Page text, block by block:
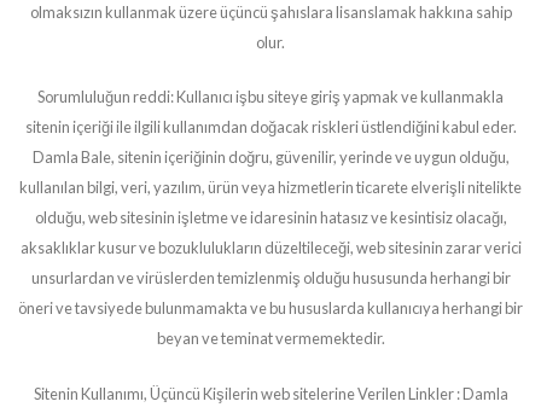
olmaksızın kullanmak üzere üçüncü şahıslara lisanslamak hakkına sahip
olur.
Sorumluluğun reddi: Kullanıcı işbu siteye giriş yapmak ve kullanmakla
sitenin içeriği ile ilgili kullanımdan doğacak riskleri üstlendiğini kabul eder.
Damla Bale, sitenin içeriğinin doğru, güvenilir, yerinde ve uygun olduğu,
kullanılan bilgi, veri, yazılım, ürün veya hizmetlerin ticarete elverişli nitelikte
olduğu, web sitesinin işletme ve idaresinin hatasız ve kesintisiz olacağı,
aksaklıklar kusur ve bozuklulukların düzeltileceği, web sitesinin zarar verici
unsurlardan ve virüslerden temizlenmiş olduğu hususunda herhangi bir
öneri ve tavsiyede bulunmamakta ve bu hususlarda kullanıcıya herhangi bir
beyan ve teminat vermemektedir.
Sitenin Kullanımı, Üçüncü Kişilerin web sitelerine Verilen Linkler : Damla